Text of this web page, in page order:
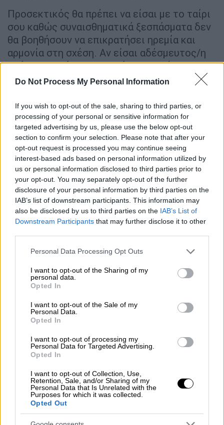
Do Not Process My Personal Information
If you wish to opt-out of the sale, sharing to third parties, or
processing of your personal or sensitive information for
targeted advertising by us, please use the below opt-out
section to confirm your selection. Please note that after your
opt-out request is processed you may continue seeing
interest-based ads based on personal information utilized by
us or personal information disclosed to third parties prior to
your opt-out. You may separately opt-out of the further
disclosure of your personal information by third parties on the
IAB’s list of downstream participants. This information may
also be disclosed by us to third parties on the IAB’s List of
Downstream Participants that may further disclose it to other
Please note that this website/app uses one or more Google
not limited to your visit or usage behaviour. You may click to
grant or deny consent to Google and its third-party tags to
use your data for below specified purposes in below Google
consent section.
Personal Data Processing Opt Outs
I want to opt-out of the Sharing of my
personal data.
Opted In
I want to opt-out of the Sale of my
Personal Data.
Opted In
I want to opt-out of processing my
Personal Data for Targeted Advertising.
Opted In
I want to opt-out of Collection, Use,
Retention, Sale, and/or Sharing of my
Personal Data that Is Unrelated with the
Purposes for which it was collected.
Opted Out
Προσεκτικός θα πρέπει να είσαι με το ταίρι
σου καθώς συναισθηματικά ξεσπάσματα δεν
θα βοηθήσουν να επικρατήσει ηρεμία και
αρμονία στη σχέση. Αν είσαι αδέσμευτος/η
πρόσωπα από το παρελθόν επιστρέφουν και
υπόσχονται πολλά, είναι καλύτερο να
πραγματικά αν τα εννοούν.
ΛΕΩΝ
Λέοντα, η μέρα μπορεί να θολώσει τη σκέψη
σου σε σχέση με πρόσωπα του φιλικού
περιβάλλοντος. Αργότερα, το απόγευμα σε
βοηθά να ξεφύγεις από αυταπάτες και να
διεκδικήσεις με αυτοπεποίθηση αυτά που
θέλεις από τον φιλικό περίγυρο.
Επαγγελματικά – οικονομικά
Είναι σημαντικό να μην βιαστείς βγάζοντας
συμπεράσματα για πρόσωπα με τα οποία
συνεργάζεται καθώς δεν αποκλείεται να σου
δίνουν λανθασμένη εντύπωση και τελικά να
απογοητευτείς. Στην διάρκεια της ημέρας θα
δεις ξεκάθαρα ποιες είναι οι προθέσεις
βοηθήσει να πάρεις απαραίτητες
πρωτοβουλίες επαγγελματικού χαρακτήρα
μακριά από όσους προσπαθούν να σε
επηρεάσουν.
Μπορείς να διεκδικήσεις το καλύτερο
δυνατό από τη σχέση σου καθώς είναι